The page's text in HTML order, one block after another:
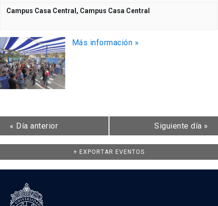
Campus Casa Central, Campus Casa Central
Más información »
« Día anterior Siguiente día »
+ EXPORTAR EVENTOS